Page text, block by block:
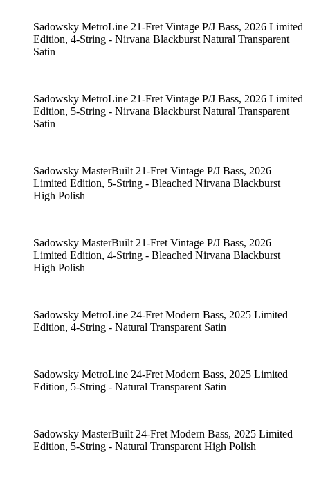
Sadowsky MetroLine 21-Fret Vintage P/J Bass, 2026 Limited
Edition, 4-String - Nirvana Blackburst Natural Transparent
Satin
Sadowsky MetroLine 21-Fret Vintage P/J Bass, 2026 Limited
Edition, 5-String - Nirvana Blackburst Natural Transparent
Satin
Sadowsky MasterBuilt 21-Fret Vintage P/J Bass, 2026
Limited Edition, 5-String - Bleached Nirvana Blackburst
High Polish
Sadowsky MasterBuilt 21-Fret Vintage P/J Bass, 2026
Limited Edition, 4-String - Bleached Nirvana Blackburst
High Polish
Sadowsky MetroLine 24-Fret Modern Bass, 2025 Limited
Edition, 4-String - Natural Transparent Satin
Sadowsky MetroLine 24-Fret Modern Bass, 2025 Limited
Edition, 5-String - Natural Transparent Satin
Sadowsky MasterBuilt 24-Fret Modern Bass, 2025 Limited
Edition, 5-String - Natural Transparent High Polish